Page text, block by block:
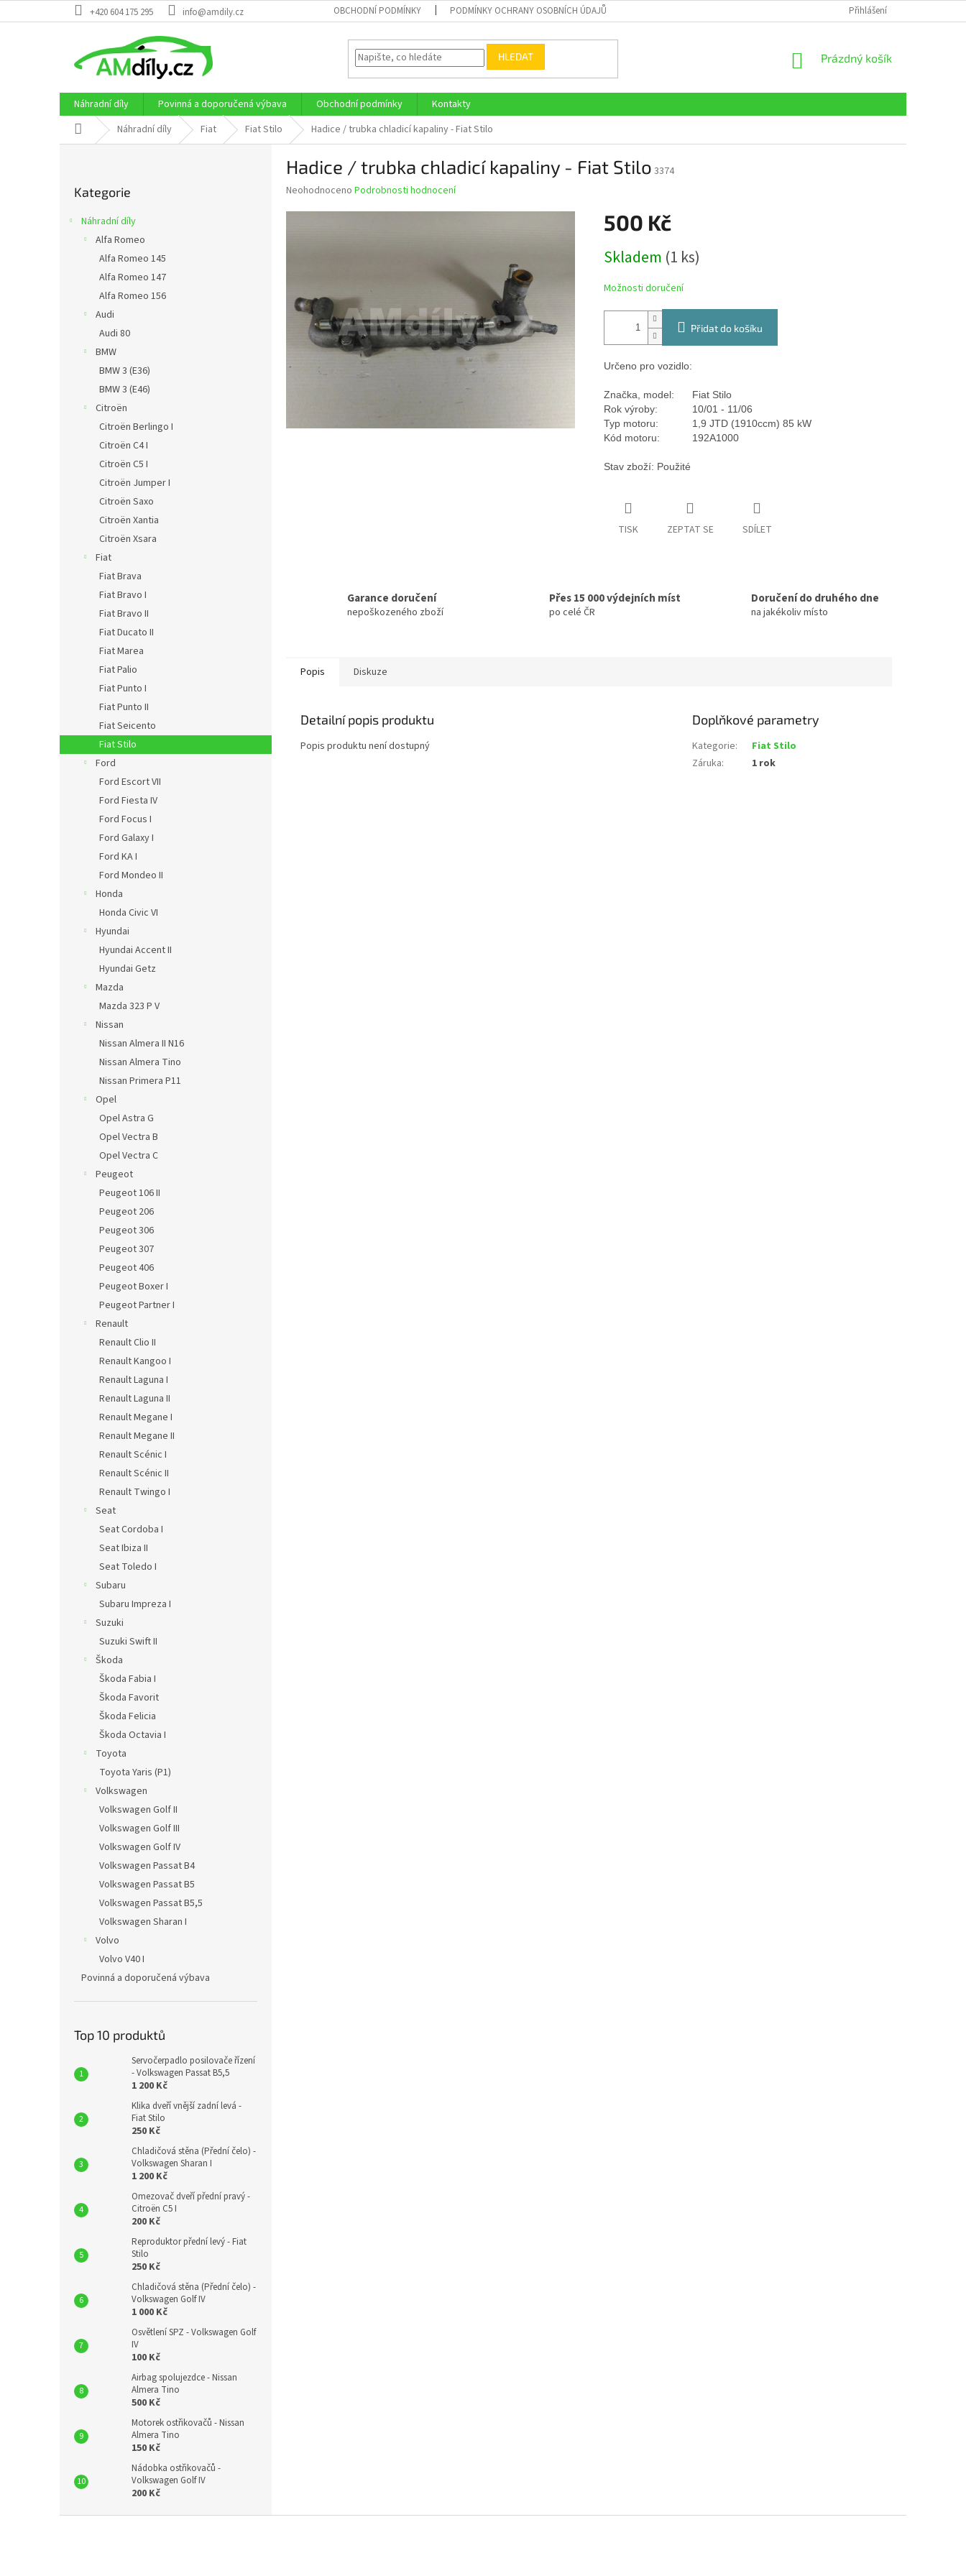
na
+420 604 175 295 info@amdily.cz OBCHODNÍ PODMÍNKY PODMÍNKY OCHRANY OSOBNÍCH ÚDAJŮ Přihlášení
HLEDAT
NÁKUPNÍ
Prázdný košík
Náhradní díly Povinná a doporučená výbava Obchodní podmínky
Kontakty
Domů Náhradní díly Fiat Fiat Stilo Hadice / trubka chladicí kapaliny - Fiat Stilo
kategorie
Kategorie
Náhradní díly
Alfa Romeo
Alfa Romeo 145
Alfa Romeo 147
Alfa Romeo 156
Audi
Audi 80
BMW
BMW 3 (E36)
BMW 3 (E46)
Citroën
Citroën Berlingo I
Citroën C4 I
Citroën C5 I
Citroën Jumper I
Citroën Saxo
Citroën Xantia
Citroën Xsara
Fiat
Fiat Brava
Fiat Bravo I
Fiat Bravo II
Fiat Ducato II
Fiat Marea
Fiat Palio
Fiat Punto I
Fiat Punto II
Fiat Seicento
Fiat Stilo
Ford
Ford Escort VII
Ford Fiesta IV
Ford Focus I
Ford Galaxy I
Ford KA I
Ford Mondeo II
Honda
Honda Civic VI
Hyundai
Hyundai Accent II
Hyundai Getz
Mazda
Mazda 323 P V
Nissan
Nissan Almera II N16
Nissan Almera Tino
Nissan Primera P11
Opel
Opel Astra G
Opel Vectra B
Opel Vectra C
Peugeot
Peugeot 106 II
Peugeot 206
Peugeot 306
Peugeot 307
Peugeot 406
Peugeot Boxer I
Peugeot Partner I
Renault
Renault Clio II
Renault Kangoo I
Renault Laguna I
Renault Laguna II
Renault Megane I
Renault Megane II
Renault Scénic I
Renault Scénic II
Renault Twingo I
Seat
Seat Cordoba I
Seat Ibiza II
Seat Toledo I
Subaru
Subaru Impreza I
Suzuki
Suzuki Swift II
Škoda
Škoda Fabia I
Škoda Favorit
Škoda Felicia
Škoda Octavia I
Toyota
Toyota Yaris (P1)
Volkswagen
Volkswagen Golf II
Volkswagen Golf III
Volkswagen Golf IV
Volkswagen Passat B4
Volkswagen Passat B5
Volkswagen Passat B5,5
Volkswagen Sharan I
Volvo
Volvo V40 I
Povinná a doporučená výbava
Top 10 produktů
Servočerpadlo posilovače řízení
- Volkswagen Passat B5,5
1 200 Kč
Klika dveří vnější zadní levá -
Fiat Stilo
250 Kč
Chladičová stěna (Přední čelo) -
Volkswagen Sharan I
1 200 Kč
Omezovač dveří přední pravý -
Citroën C5 I
200 Kč
Reproduktor přední levý - Fiat
Stilo
250 Kč
Chladičová stěna (Přední čelo) -
Volkswagen Golf IV
1 000 Kč
Osvětlení SPZ - Volkswagen Golf
IV
100 Kč
Airbag spolujezdce - Nissan
Almera Tino
500 Kč
Motorek ostřikovačů - Nissan
Almera Tino
150 Kč
Nádobka ostřikovačů -
Volkswagen Golf IV
200 Kč
Hadice / trubka chladicí kapaliny - Fiat Stilo 3374
Průměrné
Neohodnoceno Podrobnosti hodnocení
500 Kč
cena:
Skladem (1 ks)
Možnosti doručení
Přidat do košíku
Určeno pro vozidlo:
Značka, model:
Fiat Stilo
Rok výroby:
10/01 - 11/06
Typ motoru:
1,9 JTD (1910ccm) 85 kW
Kód motoru:
192A1000
Stav zboží: Použité
TISK ZEPTAT SE SDÍLET
Garance doručení
nepoškozeného zboží
Přes 15 000 výdejních míst
po celé ČR
Doručení do druhého dne
na jakékoliv místo
Popis Diskuze
Detailní popis produktu
Popis produktu není dostupný
Doplňkové parametry
Kategorie:
Fiat Stilo
Záruka: 1 rok